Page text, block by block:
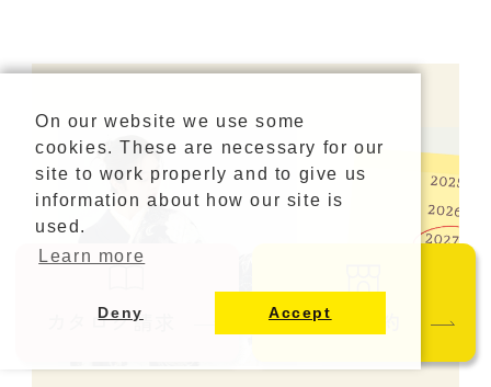
カタログ請求 ご来店予約
On our website we use some
cookies. These are necessary for our
site to work properly and to give us
information about how our site is
used.
Learn more
Deny Accept